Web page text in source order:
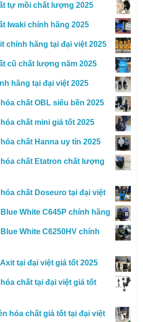
tự mồi chất lượng 2025
Iwaki chính hãng 2025
chính hãng tại đại việt 2025
cũ chất lượng năm 2025
hãng tại đại việt 2025
chất OBL siêu bền 2025
chất mini giá tốt 2025
chất Hanna uy tín 2025
chất Etatron chất lượng
chất Doseuro tại đại việt
White C645P chính hãng
White C6250HV chính
tại đại việt giá tốt 2025
chất tại đại việt giá tốt
hóa chất giá tốt tại đại việt